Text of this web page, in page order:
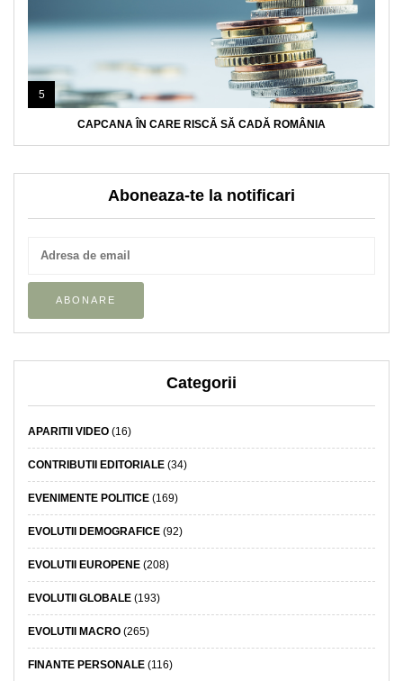
5
CAPCANA ÎN CARE RISCĂ SĂ CADĂ ROMÂNIA
Aboneaza-te la notificari
Categorii
APARITII VIDEO (16)
CONTRIBUTII EDITORIALE (34)
EVENIMENTE POLITICE (169)
EVOLUTII DEMOGRAFICE (92)
EVOLUTII EUROPENE (208)
EVOLUTII GLOBALE (193)
EVOLUTII MACRO (265)
FINANTE PERSONALE (116)